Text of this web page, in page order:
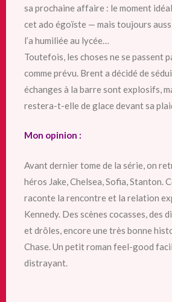
sa prochaine affaire : le moment
cet ado égoïste — mais toujours
l’a humiliée au lycée…
Toutefois, les choses ne se passent
comme prévu. Brent a décidé de
échanges à la barre sont explosifs,
restera-t-elle de glace devant sa
Mon opinion :
Avant dernier tome de la série, on
héros Jake, Chelsea, Sofia, Stanton.
raconte la rencontre et la relation
Kennedy. Des scènes cocasses, des
et drôles, encore une très bonne
Chase. Un petit roman feel-good
distrayant.